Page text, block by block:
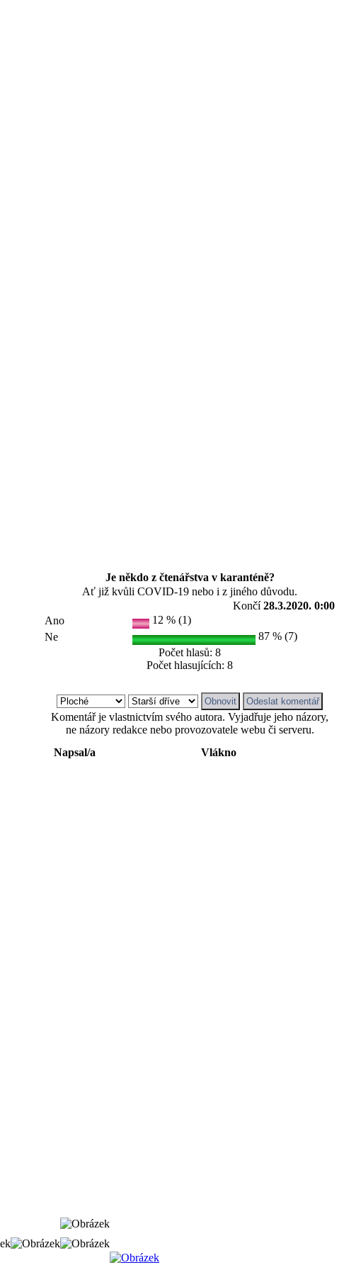
Je někdo z čtenářstva v karanténě?
Ať již kvůli COVID-19 nebo i z jiného důvodu.
Končí28.3.2020. 0:00
Ano
12 % (1)
Ne
87 % (7)
Počet hlasů: 8
Počet hlasujících: 8
Komentář je vlastnictvím svého autora. Vyjadřuje jeho názory,
ne názory redakce nebo provozovatele webu či serveru.
Napsal/a
Vlákno